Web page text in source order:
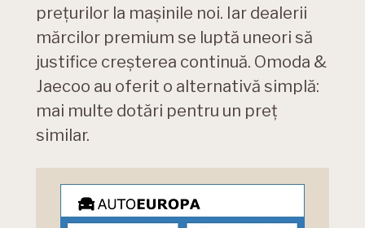
prețurilor la mașinile noi. Iar dealerii
mărcilor premium se luptă uneori să
justifice creșterea continuă. Omoda &
Jaecoo au oferit o alternativă simplă:
mai multe dotări pentru un preț
similar.